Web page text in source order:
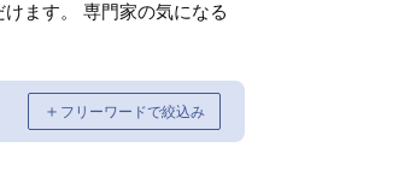
ます。 専門家の気になる
＋ フリーワードで絞込み